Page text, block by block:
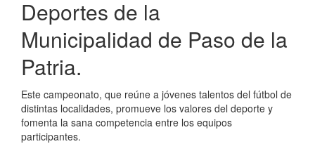
Deportes de la
Municipalidad de Paso de la
Patria.
Este campeonato, que reúne a jóvenes talentos del fútbol de
distintas localidades, promueve los valores del deporte y
fomenta la sana competencia entre los equipos
participantes.